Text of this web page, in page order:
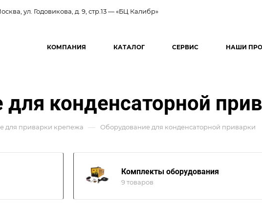
ул. Годовикова, д. 9, стр.13 — «БЦ Калибр»
КОМПАНИЯ КАТАЛОГ СЕРВИС НАШИ
конденсаторной
для приварки крепежа — Оборудование для конденсаторной приварки
Комплекты оборудования
9 товаров